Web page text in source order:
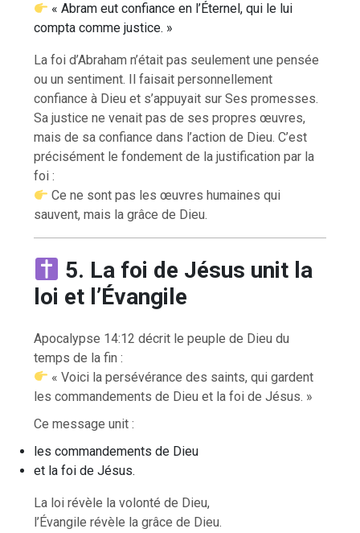
« Abram eut confiance en l’Éternel, qui le lui
compta comme justice. »
La foi d’Abraham n’était pas seulement une pensée
ou un sentiment. Il faisait personnellement
confiance à Dieu et s’appuyait sur Ses promesses.
Sa justice ne venait pas de ses propres œuvres,
mais de sa confiance dans l’action de Dieu. C’est
précisément le fondement de la justification par la
foi :
Ce ne sont pas les œuvres humaines qui
sauvent, mais la grâce de Dieu.
5. La foi de Jésus unit la
loi et l’Évangile
Apocalypse 14:12 décrit le peuple de Dieu du
temps de la fin :
« Voici la persévérance des saints, qui gardent
les commandements de Dieu et la foi de Jésus. »
Ce message unit :
les commandements de Dieu
et la foi de Jésus.
La loi révèle la volonté de Dieu,
l’Évangile révèle la grâce de Dieu.